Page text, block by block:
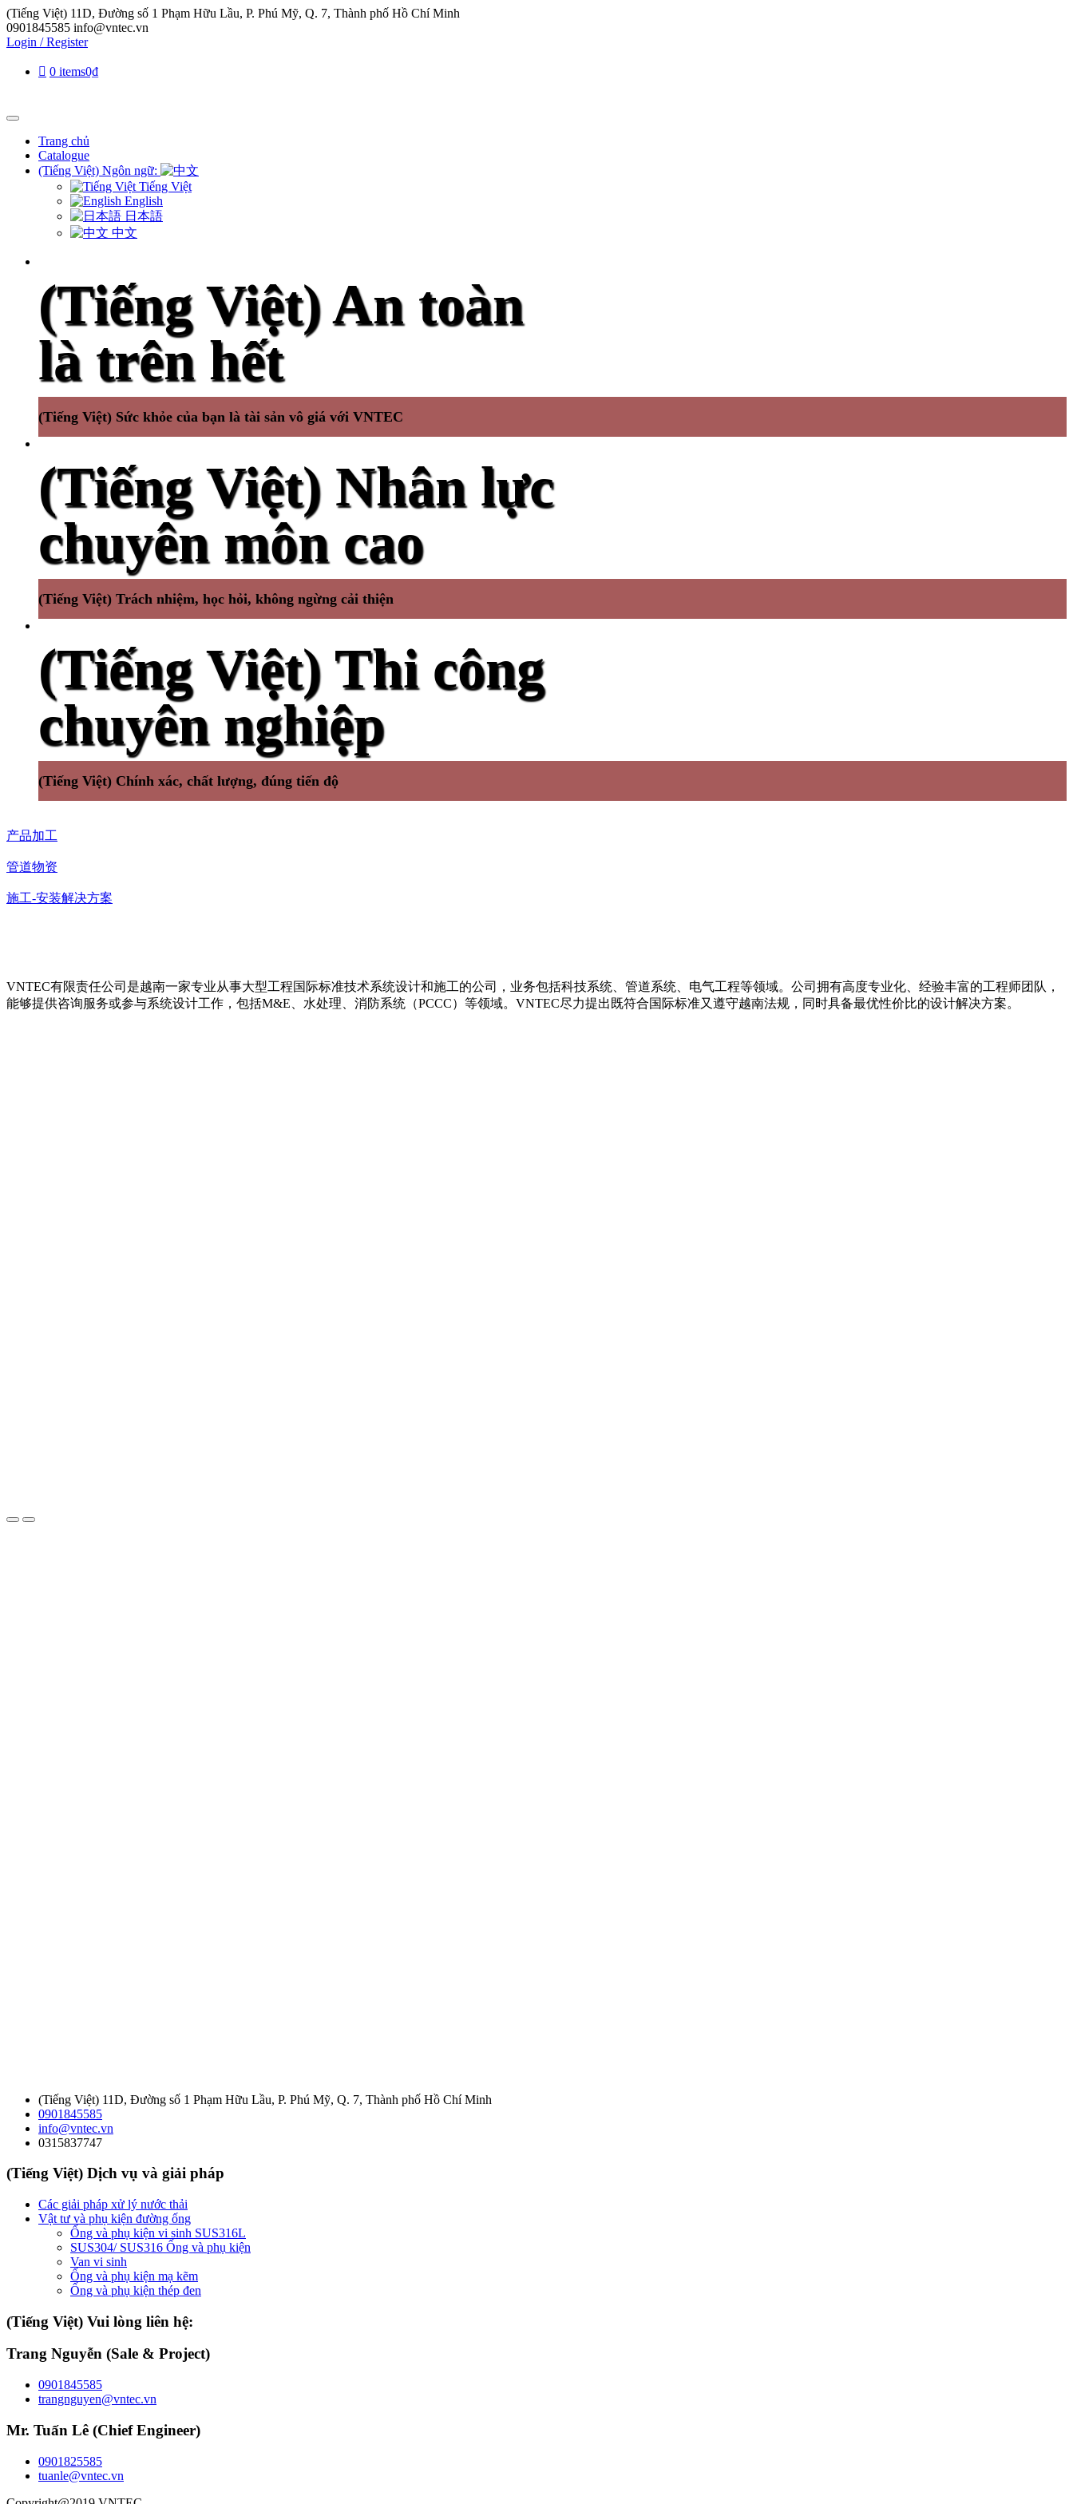
(Tiếng Việt) 11D, Đường số 1 Phạm Hữu Lầu, P. Phú Mỹ, Q. 7, Thành phố Hồ Chí Minh
0901845585 info@vntec.vn
Login / Register
0 items0₫
Trang chủ
Catalogue
(Tiếng Việt) Ngôn ngữ:
Tiếng Việt
English
日本語
中文
(Tiếng Việt) An toàn
là trên hết
(Tiếng Việt) Sức khỏe của bạn là tài sản vô giá với VNTEC
(Tiếng Việt) Nhân lực
chuyên môn cao
(Tiếng Việt) Trách nhiệm, học hỏi, không ngừng cải thiện
(Tiếng Việt) Thi công
chuyên nghiệp
(Tiếng Việt) Chính xác, chất lượng, đúng tiến độ
产品加工
管道物资
施工-安装解决方案
VNTEC有限责任公司是越南一家专业从事大型工程国际标准技术系统设计和施工的公司，业务包括科技系统、管道系统、电气工程等领域。公司拥有高度专业化、经验丰富的工程师团队，
能够提供咨询服务或参与系统设计工作，包括M&E、水处理、消防系统（PCCC）等领域。VNTEC尽力提出既符合国际标准又遵守越南法规，同时具备最优性价比的设计解决方案。
(Tiếng Việt) 11D, Đường số 1 Phạm Hữu Lầu, P. Phú Mỹ, Q. 7, Thành phố Hồ Chí Minh
0901845585
info@vntec.vn
0315837747
(Tiếng Việt) Dịch vụ và giải pháp
Các giải pháp xử lý nước thải
Vật tư và phụ kiện đường ống
Ống và phụ kiện vi sinh SUS316L
SUS304/ SUS316 Ống và phụ kiện
Van vi sinh
Ống và phụ kiện mạ kẽm
Ống và phụ kiện thép đen
(Tiếng Việt) Vui lòng liên hệ:
Trang Nguyễn (Sale & Project)
0901845585
trangnguyen@vntec.vn
Mr. Tuấn Lê (Chief Engineer)
0901825585
tuanle@vntec.vn